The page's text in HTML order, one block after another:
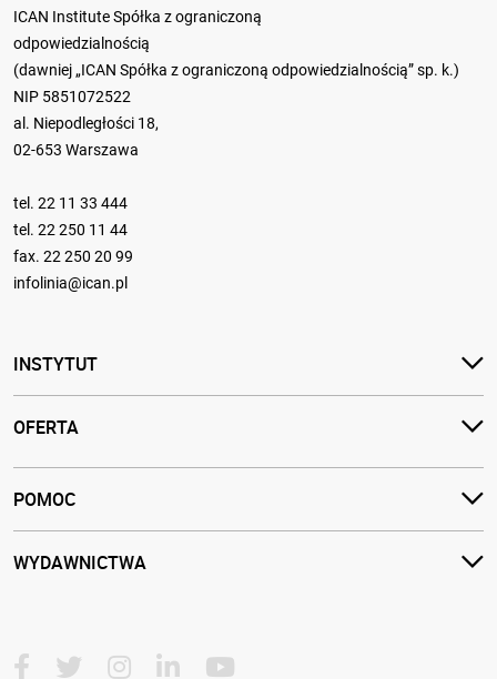
ICAN Institute Spółka z ograniczoną
odpowiedzialnością
(dawniej „ICAN Spółka z ograniczoną odpowiedzialnością” sp. k.)
NIP 5851072522
al. Niepodległości 18,
02-653 Warszawa
tel. 22 11 33 444
tel. 22 250 11 44
fax. 22 250 20 99
infolinia@ican.pl
INSTYTUT
OFERTA
POMOC
WYDAWNICTWA